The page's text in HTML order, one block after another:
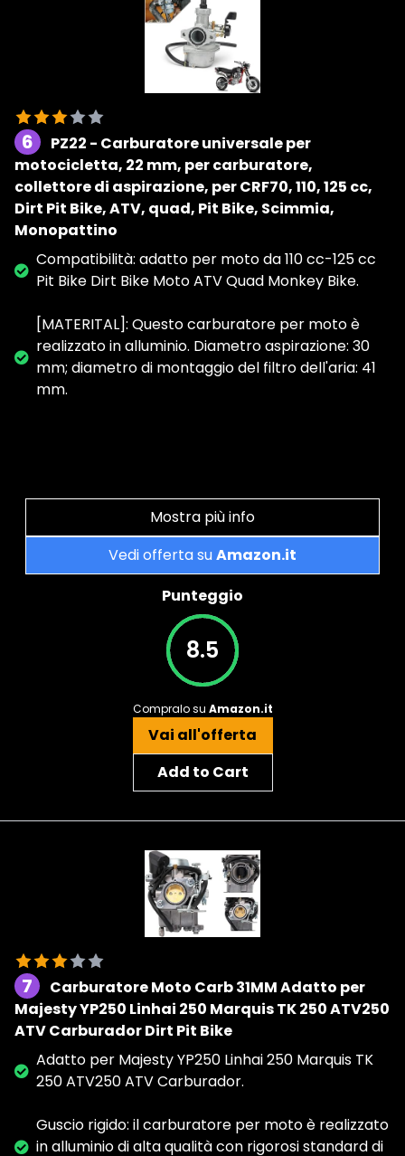
6
PZ22 - Carburatore universale per
motocicletta, 22 mm, per carburatore,
collettore di aspirazione, per CRF70, 110, 125 cc,
Dirt Pit Bike, ATV, quad, Pit Bike, Scimmia,
Monopattino
Compatibilità: adatto per moto da 110 cc-125 cc
Pit Bike Dirt Bike Moto ATV Quad Monkey Bike.
[MATERITAL]: Questo carburatore per moto è
realizzato in alluminio. Diametro aspirazione: 30
mm; diametro di montaggio del filtro dell'aria: 41
mm.
Mostra più info
Vedi offerta suAmazon.it
Punteggio
8.5
Compralo su Amazon.it
Vai all'offerta
Add to Cart
7
Carburatore Moto Carb 31MM Adatto per
Majesty YP250 Linhai 250 Marquis TK 250 ATV250
ATV Carburador Dirt Pit Bike
Adatto per Majesty YP250 Linhai 250 Marquis TK
250 ATV250 ATV Carburador.
Guscio rigido: il carburatore per moto è realizzato
in alluminio di alta qualità con rigorosi standard di